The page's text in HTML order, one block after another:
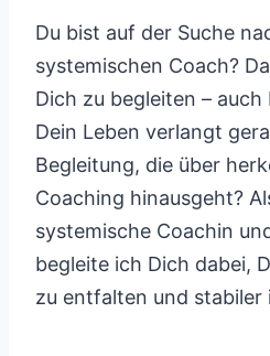
Du bist auf der Suche
systemischen Coach?
Dich zu begleiten –
Dein Leben verlangt
Begleitung, die über
Coaching hinausgeht?
systemische Coachin
begleite ich Dich dabei,
zu entfalten und stabiler